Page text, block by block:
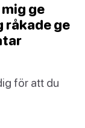
ge
råkade ge
för att du